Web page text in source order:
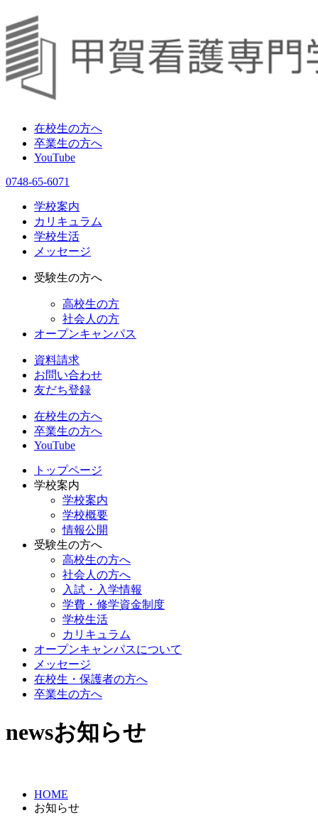
在校生の方へ
卒業生の方へ
YouTube
0748-65-6071
学校案内
カリキュラム
学校生活
メッセージ
受験生の方へ
高校生の方
社会人の方
オープンキャンパス
資料請求
お問い合わせ
友だち登録
在校生の方へ
卒業生の方へ
YouTube
トップページ
学校案内
学校案内
学校概要
情報公開
受験生の方へ
高校生の方へ
社会人の方へ
入試・入学情報
学費・修学資金制度
学校生活
カリキュラム
オープンキャンパスについて
メッセージ
在校生・保護者の方へ
卒業生の方へ
newsお知らせ
HOME
お知らせ